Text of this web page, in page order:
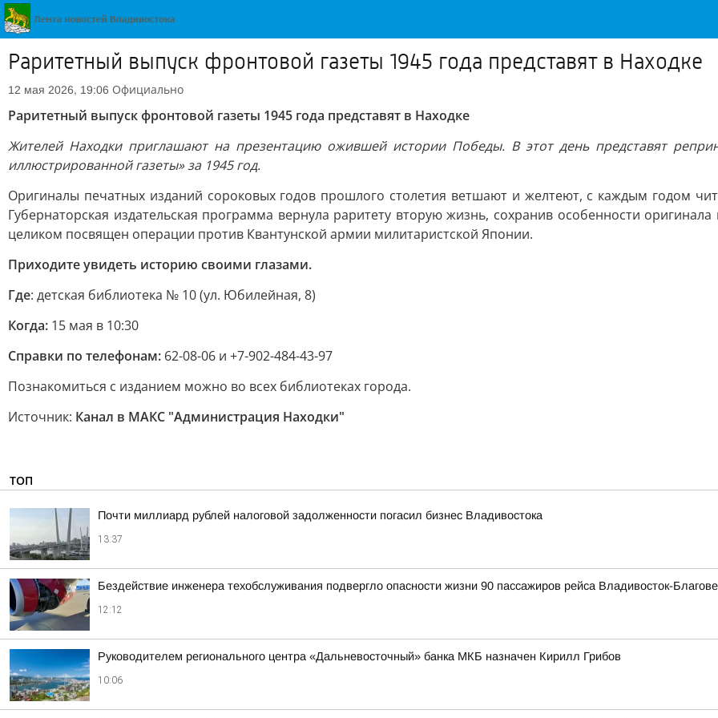
Раритетный выпуск фронтовой газеты 1945 года представят в Находке
12 мая 2026, 19:06 Официально
Раритетный выпуск фронтовой газеты 1945 года представят в Находке
Жителей Находки приглашают на презентацию ожившей истории Победы. В этот день представят
иллюстрированной газеты» за 1945 год.
Оригиналы печатных изданий сороковых годов прошлого столетия ветшают и желтеют, с каждым годом
Губернаторская издательская программа вернула раритету вторую жизнь, сохранив особенности
целиком посвящен операции против Квантунской армии милитаристской Японии.
Приходите увидеть историю своими глазами.
Где: детская библиотека № 10 (ул. Юбилейная, 8)
Когда: 15 мая в 10:30
Справки по телефонам: 62-08-06 и +7-902-484-43-97
Познакомиться с изданием можно во всех библиотеках города.
Источник: Канал в МАКС "Администрация Находки"
ТОП
Почти миллиард рублей налоговой задолженности погасил бизнес Владивостока
13:37
Бездействие инженера техобслуживания подвергло опасности жизни 90 пассажиров рейса Владивосток-
12:12
Руководителем регионального центра «Дальневосточный» банка МКБ назначен Кирилл Грибов
10:06